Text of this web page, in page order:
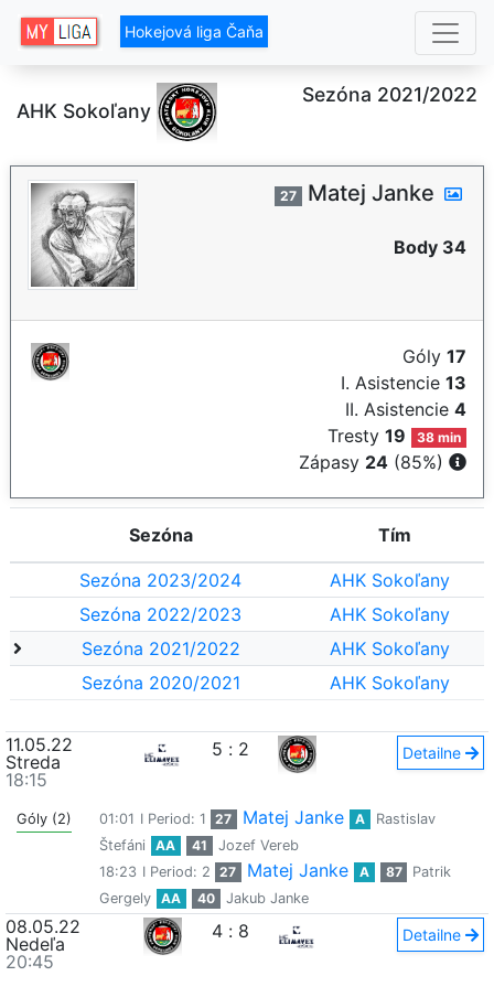
Hokejová liga Čaňa
AHK Sokoľany
Sezóna 2021/2022
27 Matej Janke
Body 34
Góly 17
I. Asistencie 13
II. Asistencie 4
Tresty19 38 min
Zápasy 24 (85%)
Sezóna Tím
Sezóna 2023/2024
AHK Sokoľany
Sezóna 2022/2023
AHK Sokoľany
Sezóna 2021/2022
AHK Sokoľany
Sezóna 2020/2021
AHK Sokoľany
11.05.22
Streda
18:15
5 : 2 Detailne
Góly (2) 01:01 I Period: 1 27 Matej Janke A
Rastislav
Štefáni
AA 41
Jozef Vereb
18:23 I Period: 2 27 Matej Janke A 87
Patrik
Gergely
AA 40 Jakub Janke
08.05.22
Nedeľa
20:45
4 : 8 Detailne